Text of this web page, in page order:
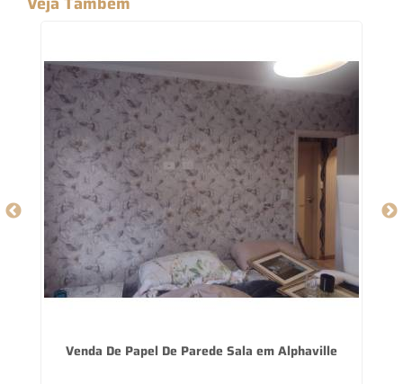
Venda De Papel De Parede Sala em Alphaville